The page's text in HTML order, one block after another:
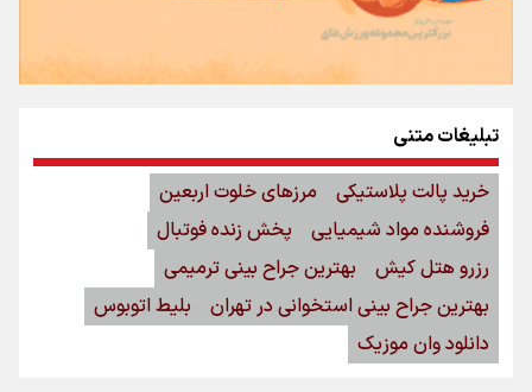
تبلیغات متنی
خرید پالت پلاستیکی
مرزهای خلوت اربعین
فروشنده مواد شیمیایی
پخش زنده فوتبال
رزرو هتل کیش
بهترین جراح بینی ترمیمی
بهترین جراح بینی استخوانی در تهران
بلیط اتوبوس
دانلود وان موزیک